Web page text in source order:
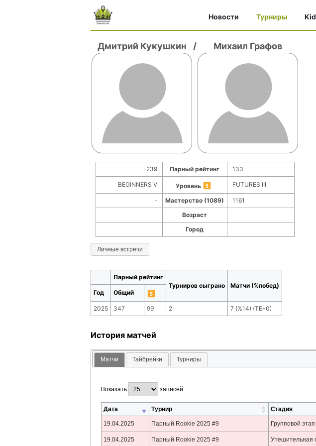
Новости Турниры
Дмитрий Кукушкин / Михаил Графов
239 Парный рейтинг 133
BEGINNERS V Уровень FUTURES III
- Мастерство (1089)
1161
Возраст
Город
Личные встречи
Парный рейтинг
Турниров сыграно
Матчи (%побед)
Год
Общий
2025 347 99 2 7 (%14) (ТБ-0)
История матчей
Матчи Тайбрейки Турниры
Показать записей
Дата Турнир Стадия
19.04.2025 Парный Rookie 2025 #9 Групповой этап
19.04.2025 Парный Rookie 2025 #9 Утешительная